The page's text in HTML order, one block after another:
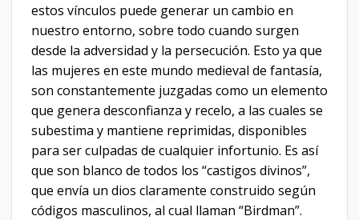
estos vínculos puede generar un cambio en
nuestro entorno, sobre todo cuando surgen
desde la adversidad y la persecución. Esto ya que
las mujeres en este mundo medieval de fantasía,
son constantemente juzgadas como un elemento
que genera desconfianza y recelo, a las cuales se
subestima y mantiene reprimidas, disponibles
para ser culpadas de cualquier infortunio. Es así
que son blanco de todos los “castigos divinos”,
que envía un dios claramente construido según
códigos masculinos, al cual llaman “Birdman”.